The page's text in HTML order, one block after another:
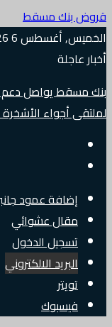
قروض بنك مسقط
الخميس, أغسطس 6 2026
أخبار عاجلة
بنك مسقط يواصل دعم
لملتقى أجواء الأشخرة 2026
إضافة عمود
مقال عشوائي
تسجيل الدخول
البريد الالكتروني
تويتر
فيسبوك